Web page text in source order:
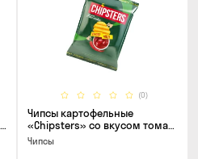
(0)
Чипсы картофельные
«Chipsters» со вкусом томат
спайси, 95г
Чипсы